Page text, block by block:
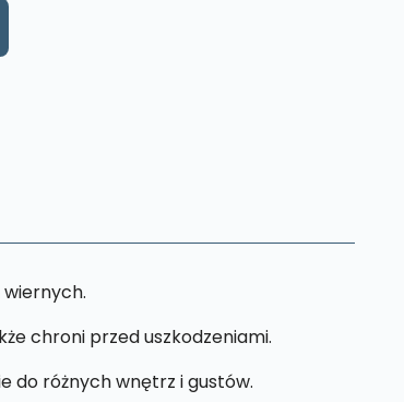
chroni przed uszkodzeniami.
do różnych wnętrz i gustów.